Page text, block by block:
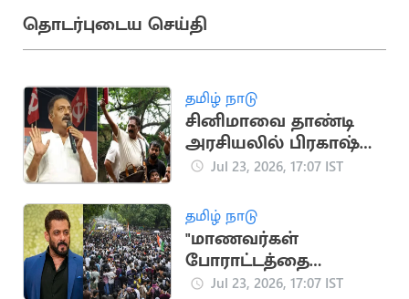
தொடர்புடைய செய்தி
தமிழ் நாடு
சினிமாவை தாண்டி
அரசியலில் பிரகாஷ்
ராஜ்.. முக்கிய
Jul 23, 2026, 17:07 IST
தமிழ் நாடு
"மாணவர்கள்
போராட்டத்தை
கைவிட்டு வீட்டிற்கு
Jul 23, 2026, 17:07 IST